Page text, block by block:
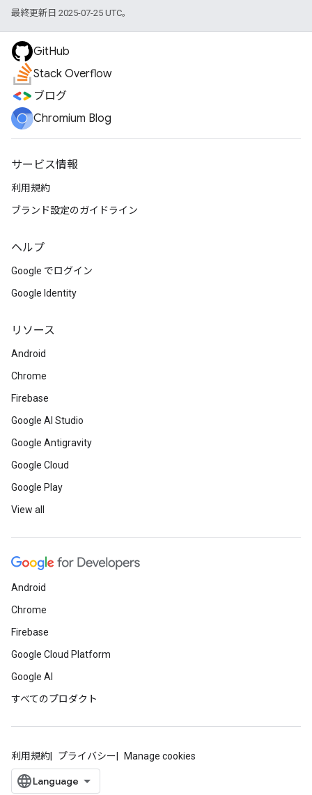
最終更新日 2025-07-25 UTC。
GitHub
Stack Overflow
ブログ
Chromium Blog
サービス情報
利用規約
ブランド設定のガイドライン
ヘルプ
Google でログイン
Google Identity
リソース
Android
Chrome
Firebase
Google AI Studio
Google Antigravity
Google Cloud
Google Play
View all
Android
Chrome
Firebase
Google Cloud Platform
Google AI
すべてのプロダクト
利用規約 プライバシー Manage cookies